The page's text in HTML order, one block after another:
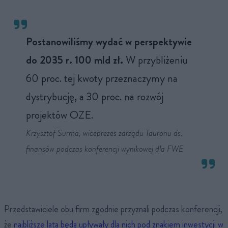
Postanowiliśmy wydać w perspektywie
do 2035 r. 100 mld zł. W przybliżeniu
60 proc. tej kwoty przeznaczymy na
dystrybucję, a 30 proc. na rozwój
projektów OZE.
Krzysztof Surma, wiceprezes zarządu Tauronu ds.
finansów podczas konferencji wynikowej dla FWE
Przedstawiciele obu firm zgodnie przyznali podczas konferencji,
że najbliższe lata będą upływały dla nich pod znakiem inwestycji w